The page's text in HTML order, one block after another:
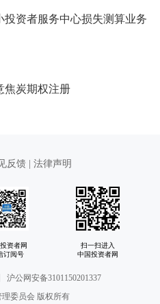
投资者服务中心损失测算业务
焦炭期权注册
反馈 法律声明
资者网
订阅号
扫一扫进入
中国投资者网
沪公网安备3101150201337
委员会 版权所有